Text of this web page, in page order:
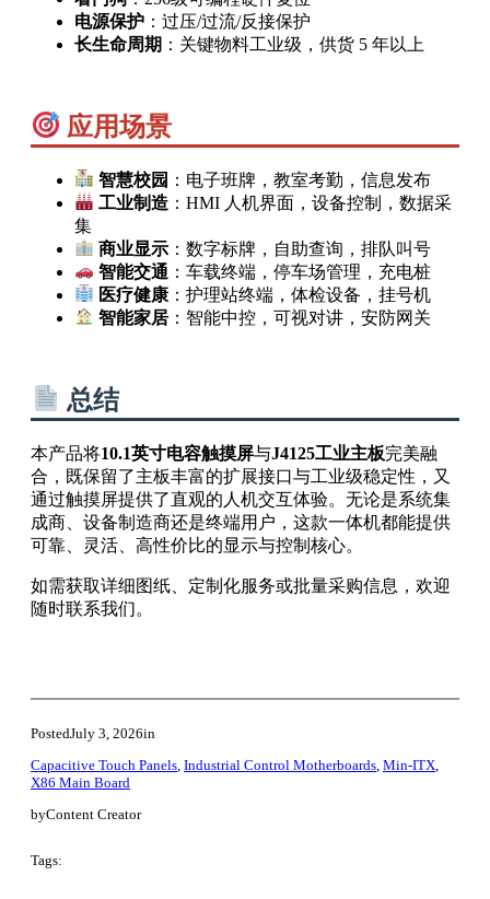
电源保护 ：过压/过流/反接保护
长生命周期 ：关键物料工业级，供货 5 年以上
应用场景
智慧校园 ：电子班牌，教室考勤，信息发布
工业制造 ：HMI 人机界面，设备控制，数据采
集
商业显示 ：数字标牌，自助查询，排队叫号
智能交通 ：车载终端，停车场管理，充电桩
医疗健康 ：护理站终端，体检设备，挂号机
智能家居 ：智能中控，可视对讲，安防网关
总结
本产品将10.1英寸电容触摸屏与J4125工业主板完美融
合，既保留了主板丰富的扩展接口与工业级稳定性，又
通过触摸屏提供了直观的人机交互体验。无论是系统集
成商、设备制造商还是终端用户，这款一体机都能提供
可靠、灵活、高性价比的显示与控制核心。
如需获取详细图纸、定制化服务或批量采购信息，欢迎
随时联系我们。
PostedJuly 3, 2026in
Capacitive Touch Panels, Industrial Control Motherboards, Min-ITX
X86 Main Board
byContent Creator
Tags: